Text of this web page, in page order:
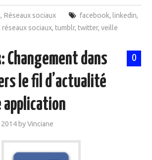
, Réseaux sociaux facebook, linkedin,
réseaux sociaux, tumblr, twitter,veille
0
Changement dans
le fil d’actualité
application
byVinciane